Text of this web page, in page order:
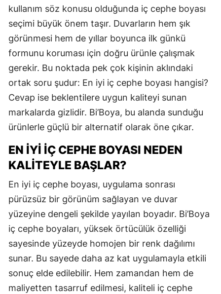
kullanım söz konusu olduğunda iç cephe boyası
seçimi büyük önem taşır. Duvarların hem şık
görünmesi hem de yıllar boyunca ilk günkü
formunu koruması için doğru ürünle çalışmak
gerekir. Bu noktada pek çok kişinin aklındaki
ortak soru şudur: En iyi iç cephe boyası hangisi?
Cevap ise beklentilere uygun kaliteyi sunan
markalarda gizlidir. Bi’Boya, bu alanda sunduğu
ürünlerle güçlü bir alternatif olarak öne çıkar.
EN İYI İÇ CEPHE BOYASI NEDEN
KALITEYLE BAŞLAR?
En iyi iç cephe boyası, uygulama sonrası
pürüzsüz bir görünüm sağlayan ve duvar
yüzeyine dengeli şekilde yayılan boyadır. Bi’Boya
iç cephe boyaları, yüksek örtücülük özelliği
sayesinde yüzeyde homojen bir renk dağılımı
sunar. Bu sayede daha az kat uygulamayla etkili
sonuç elde edilebilir. Hem zamandan hem de
maliyetten tasarruf edilmesi, kaliteli iç cephe